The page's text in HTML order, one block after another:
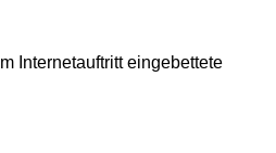
Internetauftritt eingebettete